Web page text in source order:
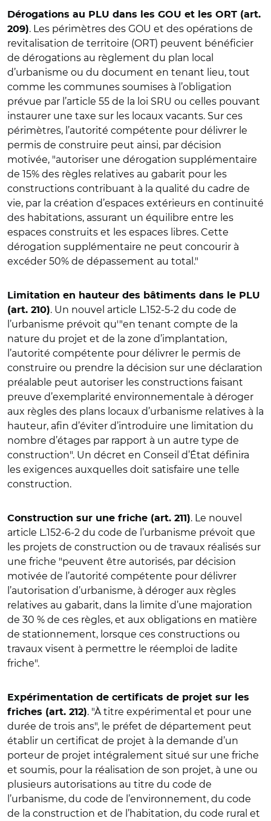
Dérogations au PLU dans les GOU et les ORT (art.
209). Les périmètres des GOU et des opérations de
revitalisation de territoire (ORT) peuvent bénéficier
de dérogations au règlement du plan local
d’urbanisme ou du document en tenant lieu, tout
comme les communes soumises à l’obligation
prévue par l’article 55 de la loi SRU ou celles pouvant
instaurer une taxe sur les locaux vacants. Sur ces
périmètres, l’autorité compétente pour délivrer le
permis de construire peut ainsi, par décision
motivée, "autoriser une dérogation supplémentaire
de 15% des règles relatives au gabarit pour les
constructions contribuant à la qualité du cadre de
vie, par la création d’espaces extérieurs en continuité
des habitations, assurant un équilibre entre les
espaces construits et les espaces libres. Cette
dérogation supplémentaire ne peut concourir à
excéder 50% de dépassement au total."
Limitation en hauteur des bâtiments dans le PLU
(art. 210). Un nouvel article L.152-5-2 du code de
l’urbanisme prévoit qu'"en tenant compte de la
nature du projet et de la zone d’implantation,
l’autorité compétente pour délivrer le permis de
construire ou prendre la décision sur une déclaration
préalable peut autoriser les constructions faisant
preuve d’exemplarité environnementale à déroger
aux règles des plans locaux d’urbanisme relatives à la
hauteur, afin d’éviter d’introduire une limitation du
nombre d’étages par rapport à un autre type de
construction". Un décret en Conseil d’État définira
les exigences auxquelles doit satisfaire une telle
construction.
Construction sur une friche (art. 211). Le nouvel
article L.152-6-2 du code de l’urbanisme prévoit que
les projets de construction ou de travaux réalisés sur
une friche "peuvent être autorisés, par décision
motivée de l’autorité compétente pour délivrer
l’autorisation d’urbanisme, à déroger aux règles
relatives au gabarit, dans la limite d’une majoration
de 30 % de ces règles, et aux obligations en matière
de stationnement, lorsque ces constructions ou
travaux visent à permettre le réemploi de ladite
friche".
Expérimentation de certificats de projet sur les
friches (art. 212). "À titre expérimental et pour une
durée de trois ans", le préfet de département peut
établir un certificat de projet à la demande d’un
porteur de projet intégralement situé sur une friche
et soumis, pour la réalisation de son projet, à une ou
plusieurs autorisations au titre du code de
l’urbanisme, du code de l’environnement, du code
de la construction et de l’habitation, du code rural et